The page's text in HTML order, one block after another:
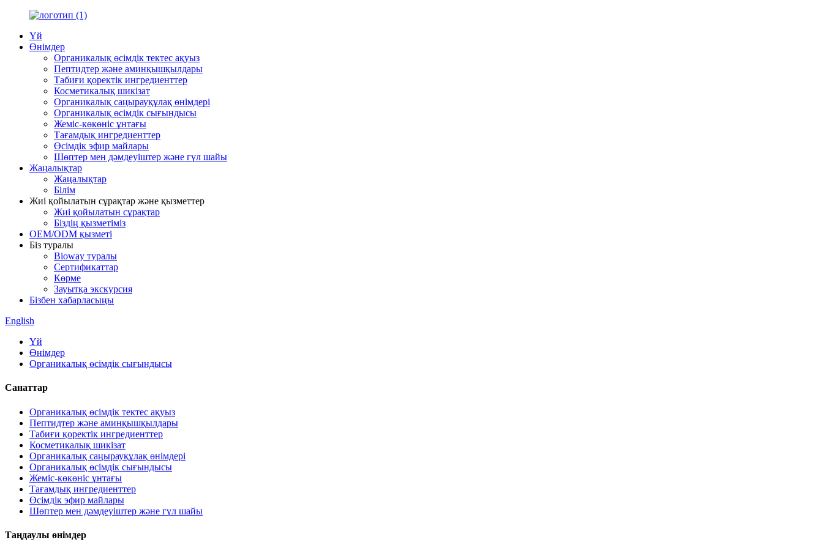
Үй
Өнімдер
Органикалық өсімдік тектес ақуыз
Пептидтер және аминқышқылдары
Табиғи қоректік ингредиенттер
Косметикалық шикізат
Органикалық саңырауқұлақ өнімдері
Органикалық өсімдік сығындысы
Жеміс-көкөніс ұнтағы
Тағамдық ингредиенттер
Өсімдік эфир майлары
Шөптер мен дәмдеуіштер және гүл шайы
Жаңалықтар
Жаңалықтар
Білім
Жиі қойылатын сұрақтар және қызметтер
Жиі қойылатын сұрақтар
Біздің қызметіміз
OEM/ODM қызметі
Біз туралы
Bioway туралы
Сертификаттар
Көрме
Зауытқа экскурсия
Бізбен хабарласыңы
English
Үй
Өнімдер
Органикалық өсімдік сығындысы
Санаттар
Органикалық өсімдік тектес ақуыз
Пептидтер және аминқышқылдары
Табиғи қоректік ингредиенттер
Косметикалық шикізат
Органикалық саңырауқұлақ өнімдері
Органикалық өсімдік сығындысы
Жеміс-көкөніс ұнтағы
Тағамдық ингредиенттер
Өсімдік эфир майлары
Шөптер мен дәмдеуіштер және гүл шайы
Таңдаулы өнімдер